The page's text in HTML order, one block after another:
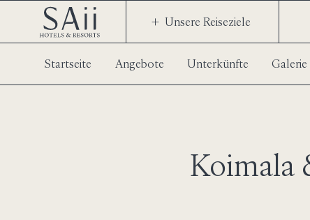
Unsere Reiseziele
Startseite Angebote Unterkünfte Galerie
Koimala